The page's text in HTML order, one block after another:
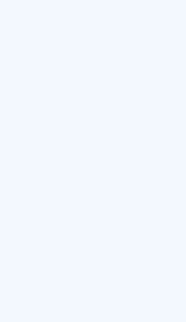
eğitim seni bekliyor!